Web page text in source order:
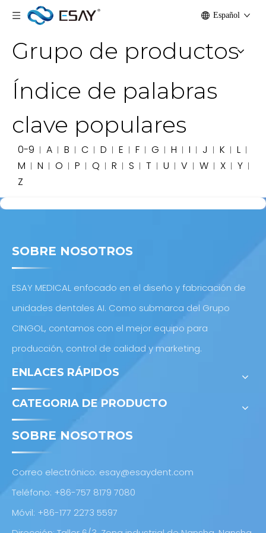
Español
Grupo de productos
Índice de palabras
clave populares
0-9 A B C D E F G H I J K
L
M
N O P Q R S T U V W X
Y
Z
SOBRE NOSOTROS
ESAY MEDICAL enfocado en el diseño y fabricación de
unidades dentales AI. Como submarca del Grupo
CINGOL, contamos con el mejor equipo para
producción, control de calidad y marketing.
ENLACES RÁPIDOS
CATEGORIA DE PRODUCTO
SOBRE NOSOTROS
Correo electrónico: esay@esaydent.com
Teléfono: +86-757 8179 7080
Móvil: +86-177 2273 5597